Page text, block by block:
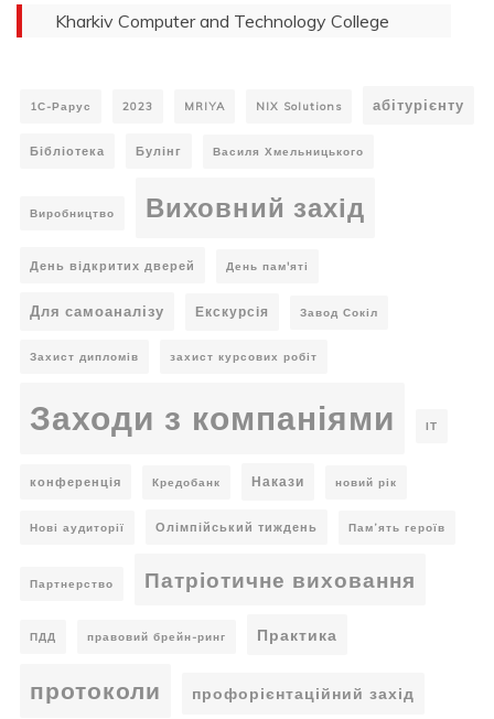
Kharkiv Computer and Technology College
1С-Рарус 2023 MRIYA NIX Solutions абітурієнту
Бібліотека Булінг Василя Хмельницького
Виробництво Виховний захід
День відкритих дверей День пам'яті
Для самоаналізу Екскурсія Завод Сокіл
Захист дипломів захист курсових робіт
Заходи з компаніями ІТ
конференція Кредобанк Накази новий рік
Нові аудиторії Олімпійський тиждень Пам’ять героїв
Партнерство Патріотичне виховання
ПДД правовий брейн-ринг Практика
протоколи профорієнтаційний захід